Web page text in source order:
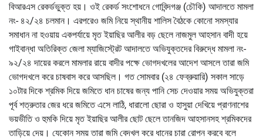
বিআরএস রেকর্ডভুক্ত হয়। ওই রেকর্ড সংশোধনে গোবিন্দগঞ্জ (চৌকি) আদালতে মামলা
নং- ৪২/২৪ চলমান। এরপরেও জমি নিয়ে স্থানীয় শালিস বৈঠকে কোনো সমস্যার
সমাধান না হওয়ায় একপর্যায়ে মৃত ইয়াছির আলীর বড় ছেলে নাজমুল আহসান বাদী হয়ে
গাইবান্ধা অতিরিক্ত জেলা ম্যাজিস্ট্রেট আদালতে অভিযুক্তদের বিরুদ্ধে মামলা নং-
৯২/২৪ দায়ের করলে মামলার রায়ে বাদীর পক্ষে ভোগদখলের আদেশ আসলে তারা জমি
ভোগদখলে করে চাষবাস করে আসছিল। গত সোমবার (২৪ ফেব্রুয়ারি) সকাল সাড়ে
১০টার দিকে শ্রমিক দিয়ে জমিতে ধান চাষের জন্য পানি সেচ দেওয়ার সময় অভিযুক্তরা
পূর্ব শত্রুতার জের ধরে জমিতে এসে লাঠি, ধারালো ছোরা ও হাসুয়া দেখিয়ে প্রাণনাশের
ভয়ভীতি ও হুমকি দিয়ে মৃত ইয়াছির আলীর ছোট ছেলে তানজিদ আহসানসহ শ্রমিকদের
তাড়িয়ে দেয়। যেকোন সময় তারা জমি বেদখল করে ধানের চারা রোপন করবে বলে